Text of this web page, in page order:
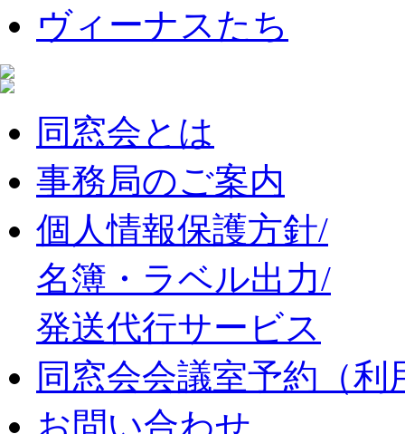
ヴィーナスたち
同窓会とは
事務局のご案内
個人情報保護方針/
名簿・ラベル出力/
発送代行サービス
同窓会会議室予約（利
お問い合わせ